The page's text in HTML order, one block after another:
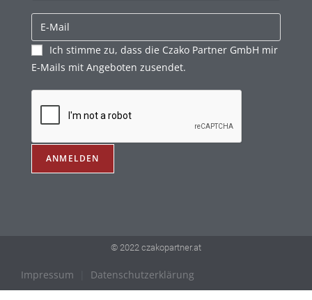
Ich stimme zu, dass die Czako Partner GmbH mir
E-Mails mit Angeboten zusendet.
© 2022 czakopartner.at
Impressum Datenschutzerklärung